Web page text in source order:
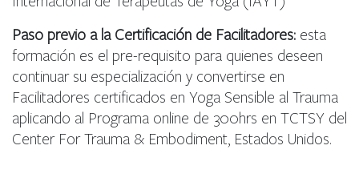
Paso previo a la Certificación de Facilitadores: esta
formación es el pre-requisito para quienes deseen
continuar su especialización y convertirse en
Facilitadores certificados en Yoga Sensible al Trauma
aplicando al Programa online de 300hrs en TCTSY del
Center For Trauma & Embodiment, Estados Unidos.